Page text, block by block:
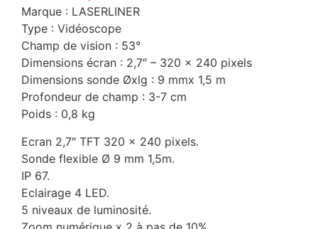
Marque : LASERLINER
Type : Vidéoscope
Champ de vision : 53°
Dimensions écran : 2,7″ – 320 x 240 pixels
Dimensions sonde Øxlg : 9 mmx 1,5 m
Profondeur de champ : 3-7 cm
Poids : 0,8 kg
Ecran 2,7″ TFT 320 x 240 pixels.
Sonde flexible Ø 9 mm 1,5m.
IP 67.
Eclairage 4 LED.
5 niveaux de luminosité.